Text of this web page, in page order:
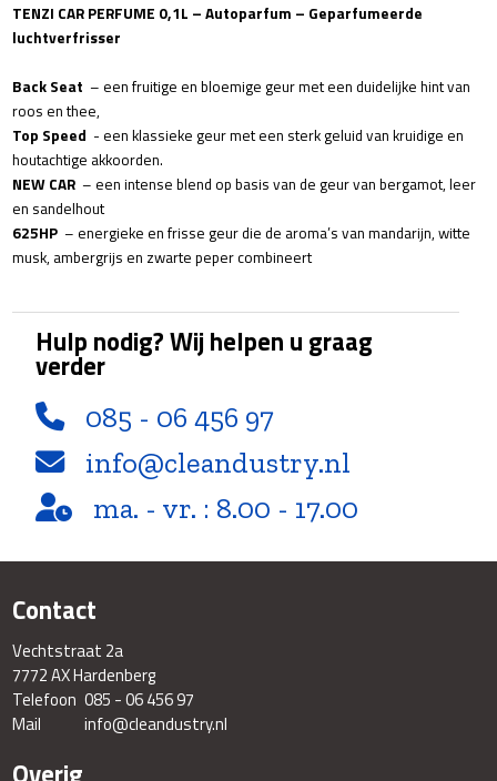
TENZI CAR PERFUME 0,1L – Autoparfum – Geparfumeerde
luchtverfrisser
Back Seat – een fruitige en bloemige geur met een duidelijke hint van
roos en thee,
Top Speed ​​- een klassieke geur met een sterk geluid van kruidige en
houtachtige akkoorden.
NEW CAR – een intense blend op basis van de geur van bergamot, leer
en sandelhout
625HP – energieke en frisse geur die de aroma’s van mandarijn, witte
musk, ambergrijs en zwarte peper combineert
Hulp nodig? Wij helpen u graag
verder
085 - 06 456 97
info@cleandustry.nl
ma. - vr. : 8.00 - 17.00
Contact
Vechtstraat 2a
7772 AX Hardenberg
Telefoon 085 - 06 456 97
Mail
info@cleandustry.nl